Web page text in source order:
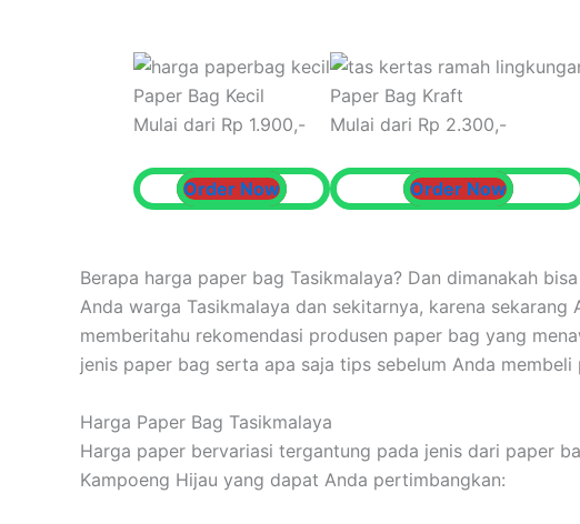
Paper Bag Kecil
Mulai dari Rp 1.900,-
Order Now
Paper Bag Kraft
Mulai dari Rp 2.300,-
Order Now
Berapa harga paper bag Tasikmalaya? Dan dimanakah
Anda warga Tasikmalaya dan sekitarnya, karena
memberitahu rekomendasi produsen paper bag yang
jenis paper bag serta apa saja tips sebelum Anda
Harga Paper Bag Tasikmalaya
Harga paper bervariasi tergantung pada jenis dari paper
Kampoeng Hijau yang dapat Anda pertimbangkan: